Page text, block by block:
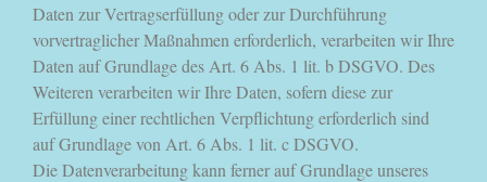
Daten zur Vertragserfüllung oder zur Durchführung
vorvertraglicher Maßnahmen erforderlich, verarbeiten wir Ihre
Daten auf Grundlage des Art. 6 Abs. 1 lit. b DSGVO. Des
Weiteren verarbeiten wir Ihre Daten, sofern diese zur
Erfüllung einer rechtlichen Verpflichtung erforderlich sind
auf Grundlage von Art. 6 Abs. 1 lit. c DSGVO.
Die Datenverarbeitung kann ferner auf Grundlage unseres